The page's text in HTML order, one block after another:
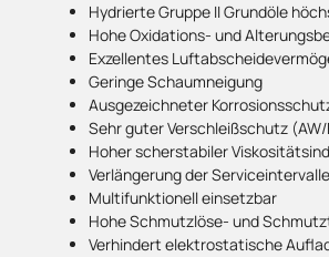
Hydrierte Gruppe II Grundöle
Hohe Oxidations- und
Exzellentes
Geringe Schaumneigung
Ausgezeichneter
Sehr guter Verschleißschutz (AW/
Hoher scherstabiler
Verlängerung der
Multifunktionell einsetzbar
Hohe Schmutzlöse- und
Verhindert elektrostatische